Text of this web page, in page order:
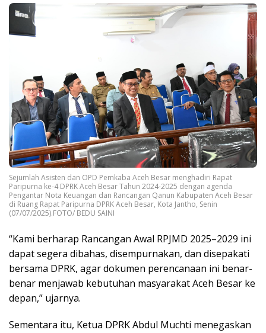
Sejumlah Asisten dan OPD Pemkaba Aceh Besar menghadiri Rapat
Paripurna ke-4 DPRK Aceh Besar Tahun 2024-2025 dengan agenda
Pengantar Nota Keuangan dan Rancangan Qanun Kabupaten Aceh Besar
di Ruang Rapat Paripurna DPRK Aceh Besar, Kota Jantho, Senin
(07/07/2025).FOTO/ BEDU SAINI
“Kami berharap Rancangan Awal RPJMD 2025–2029 ini
dapat segera dibahas, disempurnakan, dan disepakati
bersama DPRK, agar dokumen perencanaan ini benar-
benar menjawab kebutuhan masyarakat Aceh Besar ke
depan,” ujarnya.
Sementara itu, Ketua DPRK Abdul Muchti menegaskan